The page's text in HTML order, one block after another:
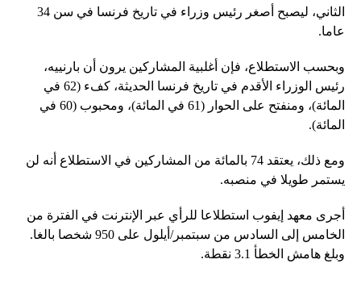
الثاني، ليصبح أصغر رئيس وزراء في تاريخ فرنسا في سن 34
عاما.
وبحسب الاستطلاع، فإن أغلبية المشاركين يرون أن بارنييه،
رئيس الوزراء الأقدم في تاريخ فرنسا الحديثة، كفء (62 في
المائة)، ومنفتح على الحوار (61 في المائة)، ومحبوب (60 في
المائة).
ومع ذلك، يعتقد 74 بالمائة من المشاركين في الاستطلاع أنه لن
يستمر طويلا في منصبه.
أجرى معهد إيفوب استطلاعا للرأي عبر الإنترنت في الفترة من
الخامس إلى السادس من سبتمبر/أيلول على 950 شخصا بالغا.
وبلغ هامش الخطأ 3.1 نقطة.